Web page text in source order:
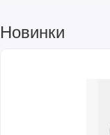
Новинки